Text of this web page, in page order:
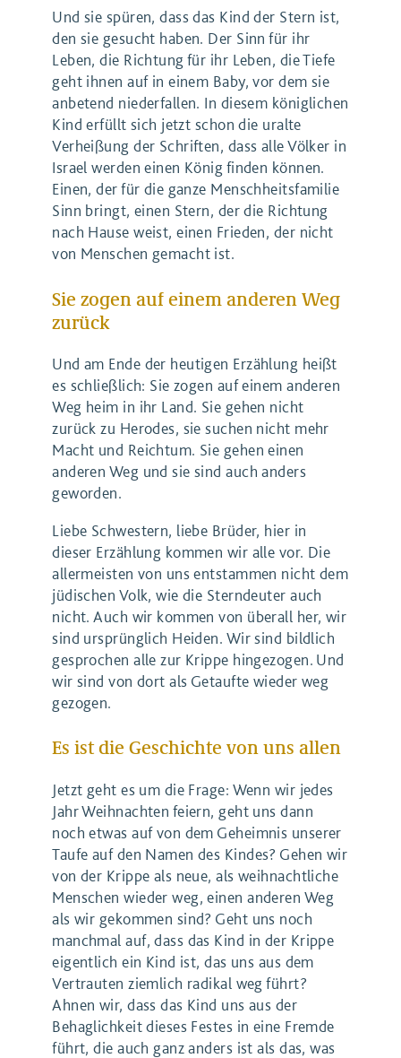
Und sie spüren, dass das Kind der Stern ist,
den sie gesucht haben. Der Sinn für ihr
Leben, die Richtung für ihr Leben, die Tiefe
geht ihnen auf in einem Baby, vor dem sie
anbetend niederfallen. In diesem königlichen
Kind erfüllt sich jetzt schon die uralte
Verheißung der Schriften, dass alle Völker in
Israel werden einen König finden können.
Einen, der für die ganze Menschheitsfamilie
Sinn bringt, einen Stern, der die Richtung
nach Hause weist, einen Frieden, der nicht
von Menschen gemacht ist.
Sie zogen auf einem anderen Weg
zurück
Und am Ende der heutigen Erzählung heißt
es schließlich: Sie zogen auf einem anderen
Weg heim in ihr Land. Sie gehen nicht
zurück zu Herodes, sie suchen nicht mehr
Macht und Reichtum. Sie gehen einen
anderen Weg und sie sind auch anders
geworden.
Liebe Schwestern, liebe Brüder, hier in
dieser Erzählung kommen wir alle vor. Die
allermeisten von uns entstammen nicht dem
jüdischen Volk, wie die Sterndeuter auch
nicht. Auch wir kommen von überall her, wir
sind ursprünglich Heiden. Wir sind bildlich
gesprochen alle zur Krippe hingezogen. Und
wir sind von dort als Getaufte wieder weg
gezogen.
Es ist die Geschichte von uns allen
Jetzt geht es um die Frage: Wenn wir jedes
Jahr Weihnachten feiern, geht uns dann
noch etwas auf von dem Geheimnis unserer
Taufe auf den Namen des Kindes? Gehen wir
von der Krippe als neue, als weihnachtliche
Menschen wieder weg, einen anderen Weg
als wir gekommen sind? Geht uns noch
manchmal auf, dass das Kind in der Krippe
eigentlich ein Kind ist, das uns aus dem
Vertrauten ziemlich radikal weg führt?
Ahnen wir, dass das Kind uns aus der
Behaglichkeit dieses Festes in eine Fremde
führt, die auch ganz anders ist als das, was